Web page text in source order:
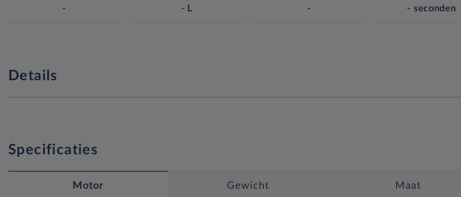
- - L - - seconden
Details
Specificaties
Motor Gewicht Maat